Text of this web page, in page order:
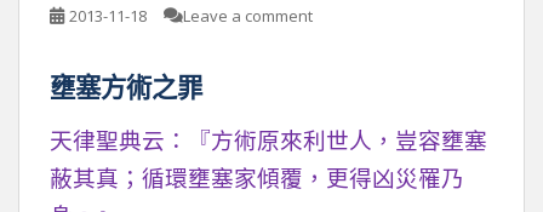
2013-11-18 Leave a comment
壅塞方術之罪
天律聖典云：『方術原來利世人，豈容壅塞
蔽其真；循環壅塞家傾覆，更得凶災罹乃